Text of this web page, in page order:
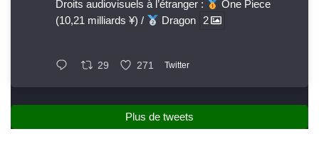
Droits audiovisuels à l’étranger :
One Piece
(10,21 milliards ¥) /
Dragon 2
29 271 Twitter
Plus de tweets